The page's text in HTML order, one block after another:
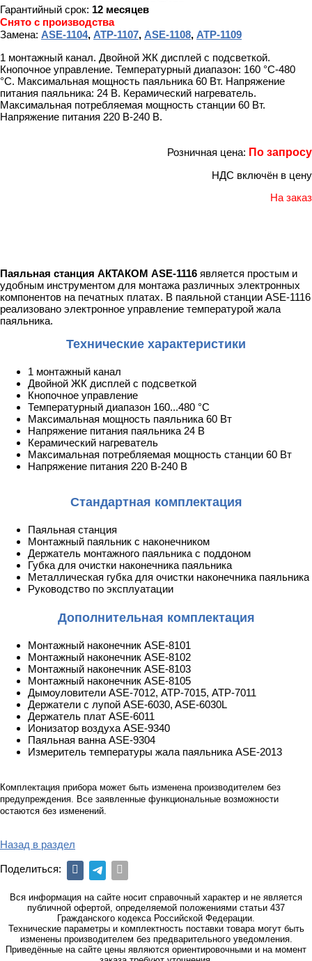
Гарантийный срок: 12 месяцев
Снято с производства
Замена: ASE-1104, АТР-1107, ASE-1108, АТР-1109
1 монтажный канал. Двойной ЖК дисплей с подсветкой.
Кнопочное управление. Температурный диапазон: 160 °C-480
°C. Максимальная мощность паяльника 60 Вт. Напряжение
питания паяльника: 24 В. Керамический нагреватель.
Максимальная потребляемая мощность станции 60 Вт.
Напряжение питания 220 В-240 В.
Розничная цена: По запросу
НДС включён в цену
На заказ
Паяльная станция АКТАКОМ ASE-1116 является простым и
удобным инструментом для монтажа различных электронных
компонентов на печатных платах. В паяльной станции ASE-1116
реализовано электронное управление температурой жала
паяльника.
Технические характеристики
1 монтажный канал
Двойной ЖК дисплей с подсветкой
Кнопочное управление
Температурный диапазон 160...480 °C
Максимальная мощность паяльника 60 Вт
Напряжение питания паяльника 24 В
Керамический нагреватель
Максимальная потребляемая мощность станции 60 Вт
Напряжение питания 220 В-240 В
Стандартная комплектация
Паяльная станция
Монтажный паяльник с наконечником
Держатель монтажного паяльника с поддоном
Губка для очистки наконечника паяльника
Металлическая губка для очистки наконечника паяльника
Руководство по эксплуатации
Дополнительная комплектация
Монтажный наконечник ASE-8101
Монтажный наконечник ASE-8102
Монтажный наконечник ASE-8103
Монтажный наконечник ASE-8105
Дымоуловители ASE-7012, АТР-7015, АТР-7011
Держатели с лупой ASE-6030, ASE-6030L
Держатель плат ASE-6011
Ионизатор воздуха ASE-9340
Паяльная ванна ASE-9304
Измеритель температуры жала паяльника ASE-2013
Комплектация прибора может быть изменена производителем без
предупреждения. Все заявленные функциональные возможности
остаются без изменений.
Назад в раздел
Поделиться:
Вся информация на сайте носит справочный характер и не является
публичной офертой, определяемой положениями статьи 437
Гражданского кодекса Российской Федерации.
Технические параметры и комплектность поставки товара могут быть
изменены производителем без предварительного уведомления.
Приведённые на сайте цены являются ориентировочными и на момент